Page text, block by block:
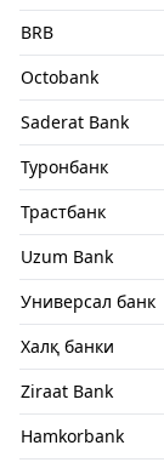
BRB
Octobank
Saderat Bank
Туронбанк
Трастбанк
Uzum Bank
Универсал банк
Халқ банки
Ziraat Bank
Hamkorbank